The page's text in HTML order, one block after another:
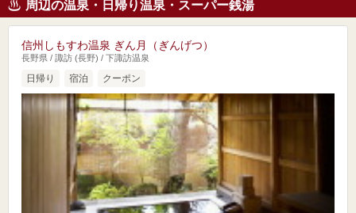
周辺の温泉・日帰り温泉・スーパー銭湯
信州しもすわ温泉 ぎん月（ぎんげつ）
長野県 / 諏訪 (長野) / 下諏訪温泉
日帰り 宿泊 クーポン